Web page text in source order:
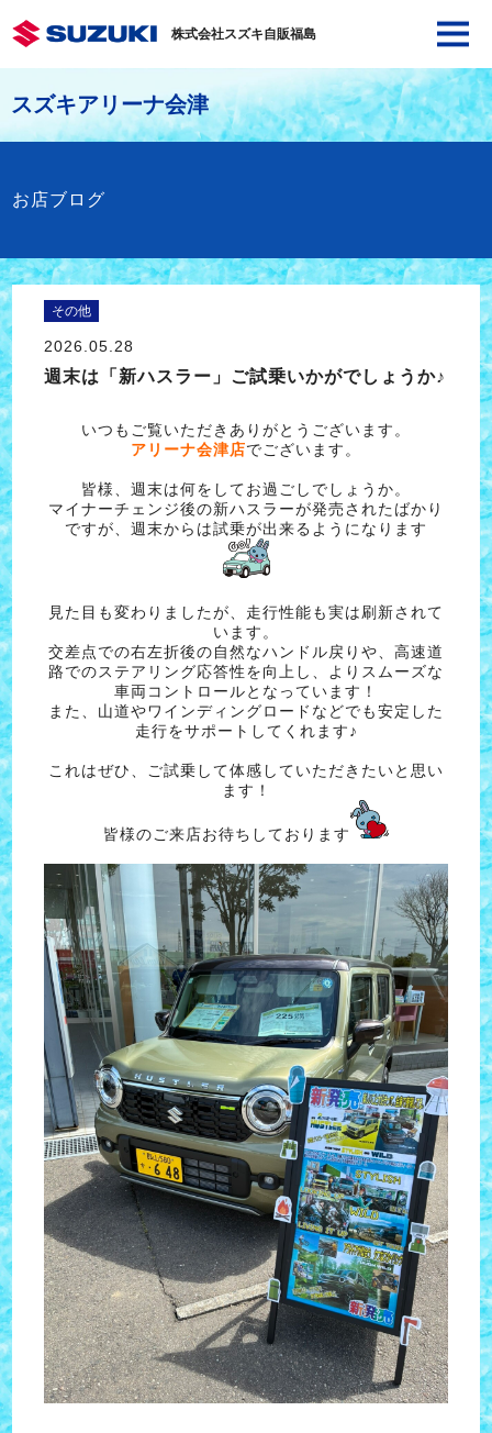
株式会社スズキ自販福島
スズキアリーナ会津
お店ブログ
その他
2026.05.28
週末は「新ハスラー」ご試乗いかがでしょうか♪
いつもご覧いただきありがとうございます。
アリーナ会津店でございます。
皆様、週末は何をしてお過ごしでしょうか。
マイナーチェンジ後の新ハスラーが発売されたばかり
ですが、週末からは試乗が出来るようになります
見た目も変わりましたが、走行性能も実は刷新されて
います。
交差点での右左折後の自然なハンドル戻りや、高速道
路でのステアリング応答性を向上し、よりスムーズな
車両コントロールとなっています！
また、山道やワインディングロードなどでも安定した
走行をサポートしてくれます♪
これはぜひ、ご試乗して体感していただきたいと思い
ます！
皆様のご来店お待ちしております